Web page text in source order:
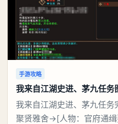
件：
手游攻略
我来自江湖史进、茅九任务
我来自江湖史进、茅九任
聚贤雅舍→[人物：官府通